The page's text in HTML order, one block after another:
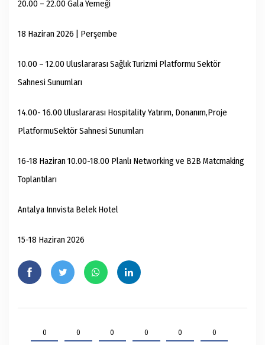
20.00 – 22.00 Gala Yemeği
18 Haziran 2026 | Perşembe
10.00 – 12.00 Uluslararası Sağlık Turizmi Platformu Sektör
Sahnesi Sunumları
14.00- 16.00 Uluslararası Hospitality Yatırım, Donanım,Proje
PlatformuSektör Sahnesi Sunumları
16-18 Haziran 10.00-18.00 Planlı Networking ve B2B Matcmaking
Toplantıları
Antalya Innvista Belek Hotel
15-18 Haziran 2026
0 0 0 0 0 0